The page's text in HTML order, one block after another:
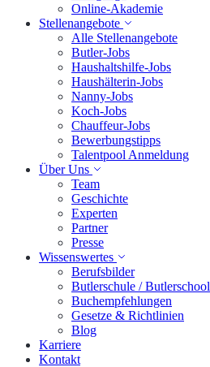
Online-Akademie
Stellenangebote
Alle Stellenangebote
Butler-Jobs
Haushaltshilfe-Jobs
Haushälterin-Jobs
Nanny-Jobs
Koch-Jobs
Chauffeur-Jobs
Bewerbungstipps
Talentpool Anmeldung
Über Uns
Team
Geschichte
Experten
Partner
Presse
Wissenswertes
Berufsbilder
Butlerschule / Butlerschool
Buchempfehlungen
Gesetze & Richtlinien
Blog
Karriere
Kontakt